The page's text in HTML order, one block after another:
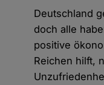
Deutschland
doch alle
positive
Reichen hilft,